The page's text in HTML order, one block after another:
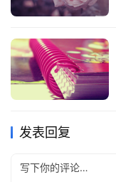
发表回复